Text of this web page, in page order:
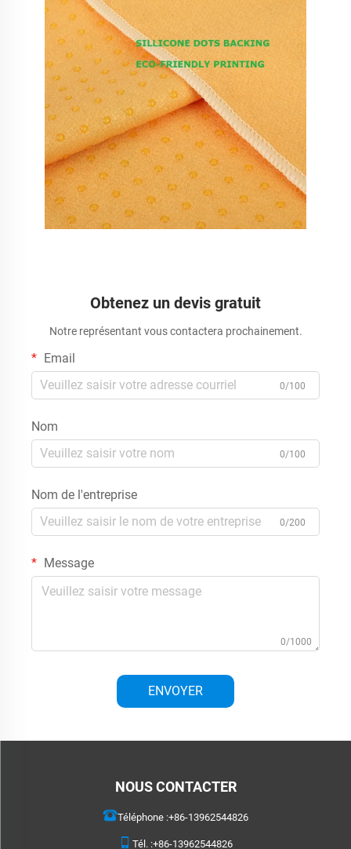
Obtenez un devis gratuit
Notre représentant vous contactera prochainement.
Email
0/100
Nom
0/100
Nom de l'entreprise
0/200
Message
0/1000
ENVOYER
NOUS CONTACTER
Téléphone :+86-13962544826
Tél. :+86-13962544826